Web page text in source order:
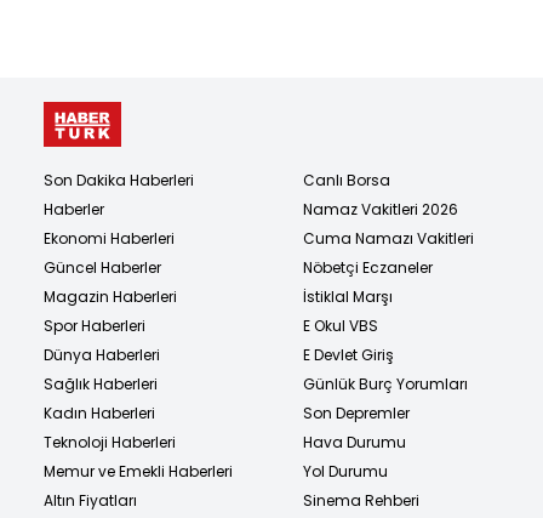
Son Dakika Haberleri
Haberler
Ekonomi Haberleri
Güncel Haberler
Magazin Haberleri
Spor Haberleri
Dünya Haberleri
Sağlık Haberleri
Kadın Haberleri
Teknoloji Haberleri
Memur ve Emekli Haberleri
Altın Fiyatları
Canlı Borsa
Namaz Vakitleri 2026
Cuma Namazı Vakitleri
Nöbetçi Eczaneler
İstiklal Marşı
E Okul VBS
E Devlet Giriş
Günlük Burç Yorumları
Son Depremler
Hava Durumu
Yol Durumu
Sinema Rehberi